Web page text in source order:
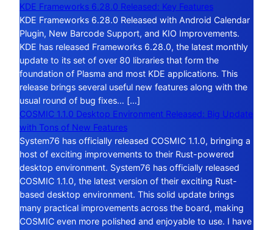
KDE Frameworks 6.28.0 Released: Key Features
KDE Frameworks 6.28.0 Released with Android Calendar
Plugin, New Barcode Support, and KIO Improvements.
KDE has released Frameworks 6.28.0, the latest monthly
update to its set of over 80 libraries that form the
foundation of Plasma and most KDE applications. This
release brings several useful new features along with the
usual round of bug fixes… […]
COSMIC 1.1.0 Desktop Environment Released: Big Update
with Tons of New Features
System76 has officially released COSMIC 1.1.0, bringing a
host of exciting improvements to their Rust-powered
desktop environment. System76 has officially released
COSMIC 1.1.0, the latest version of their exciting Rust-
based desktop environment. This solid update brings
many practical improvements across the board, making
COSMIC even more polished and enjoyable to use. I have